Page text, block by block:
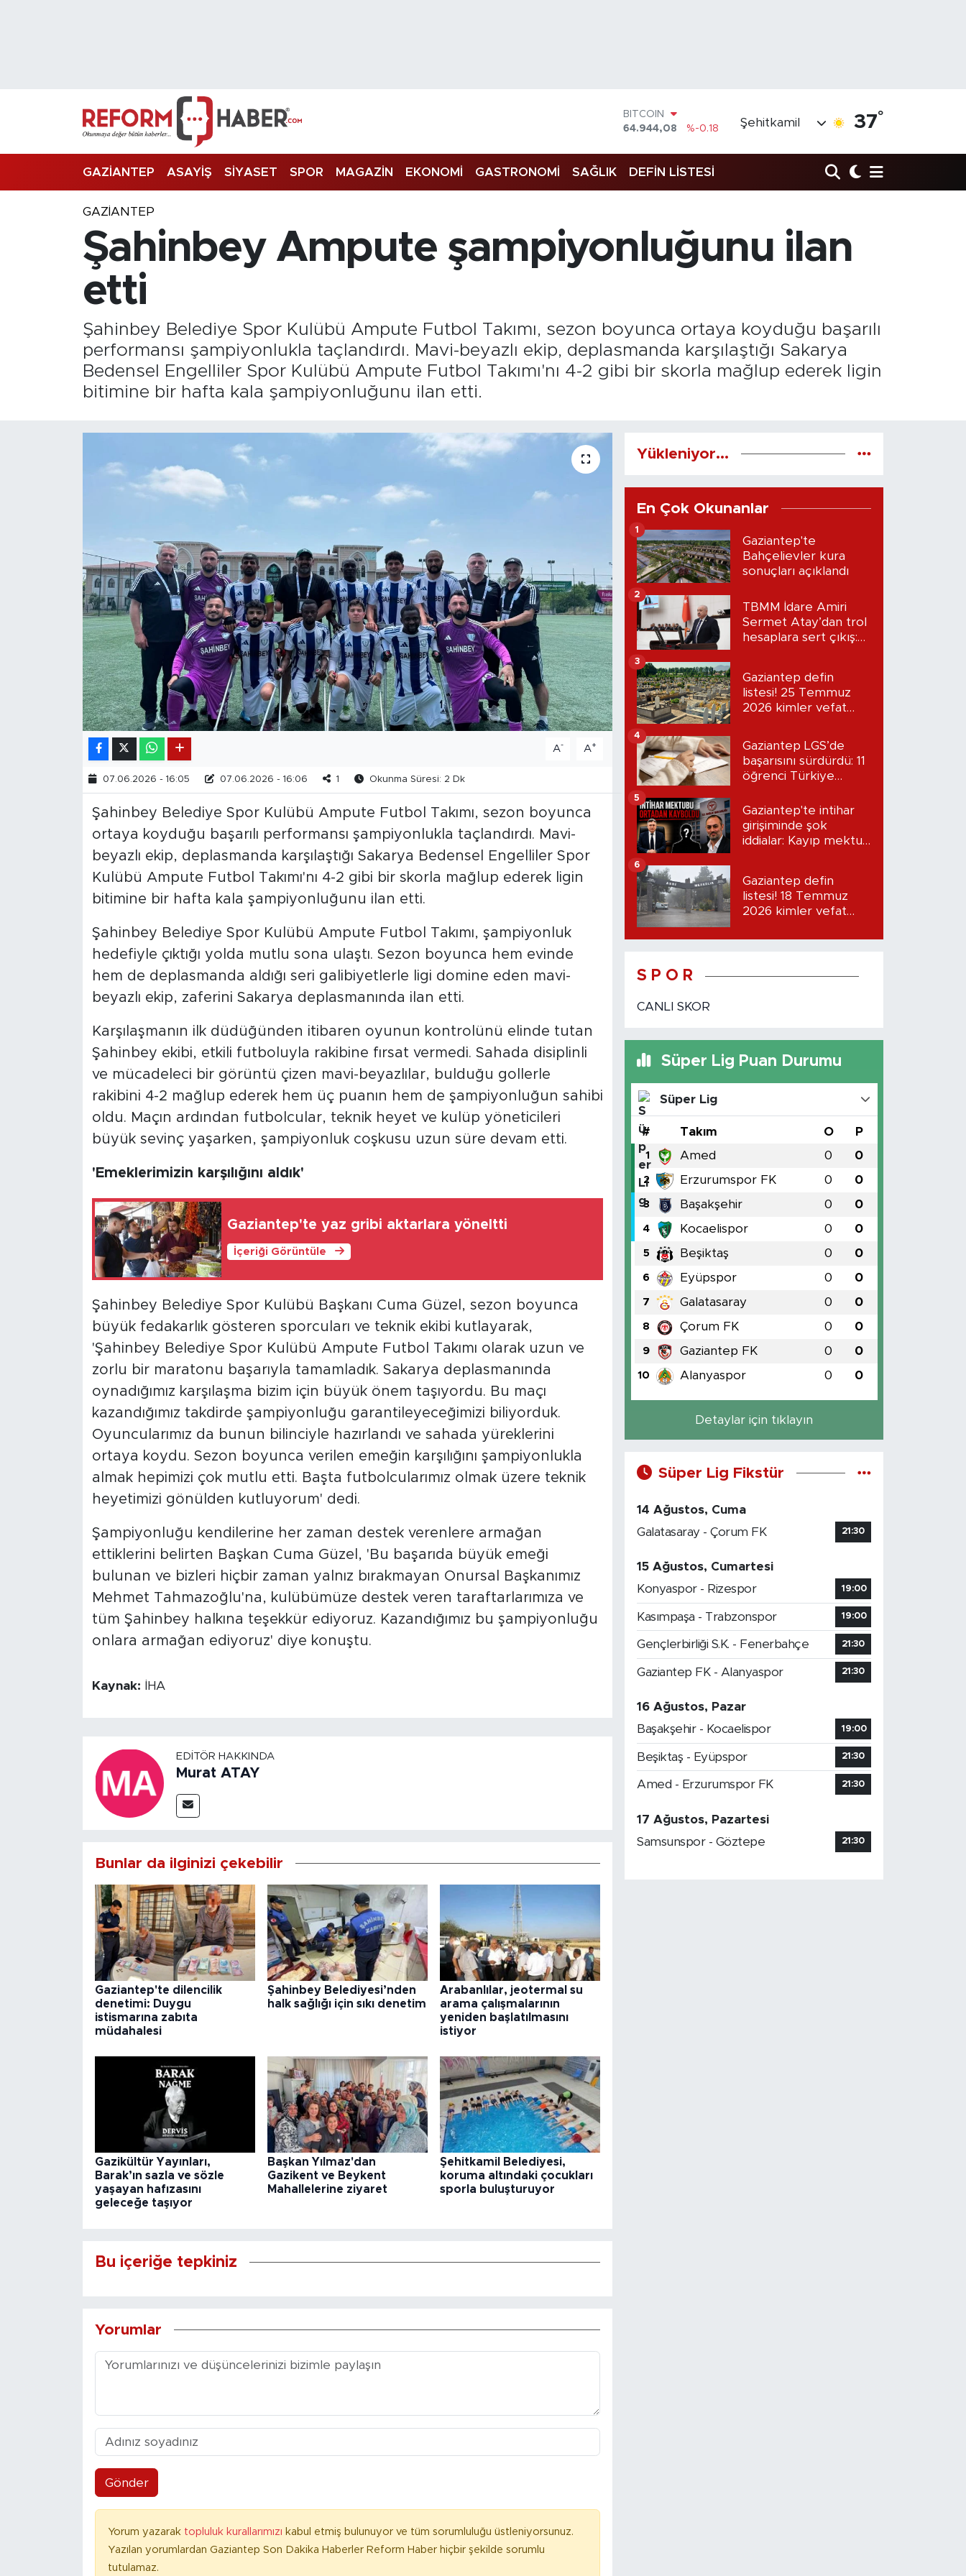
64.944,08
DOLAR
55,2510
%0.32
BİST100
13.779
%-14
Şehitkamil 37°
GAZİANTEP ASAYİŞ SİYASET SPOR MAGAZİN EKONOMİ GASTRONOMİ SAĞLIK DEFİN LİSTESİ
GAZIANTEP
Şahinbey Ampute şampiyonluğunu ilan
etti
Şahinbey Belediye Spor Kulübü Ampute Futbol Takımı, sezon boyunca ortaya koyduğu başarılı
performansı şampiyonlukla taçlandırdı. Mavi-beyazlı ekip, deplasmanda karşılaştığı Sakarya
Bedensel Engelliler Spor Kulübü Ampute Futbol Takımı'nı 4-2 gibi bir skorla mağlup ederek ligin
bitimine bir hafta kala şampiyonluğunu ilan etti.
A- A+
07.06.2026 - 16:05 07.06.2026 - 16:06 1 Okunma Süresi: 2 Dk
Şahinbey Belediye Spor Kulübü Ampute Futbol Takımı, sezon boyunca
ortaya koyduğu başarılı performansı şampiyonlukla taçlandırdı. Mavi-
beyazlı ekip, deplasmanda karşılaştığı Sakarya Bedensel Engelliler Spor
Kulübü Ampute Futbol Takımı'nı 4-2 gibi bir skorla mağlup ederek ligin
bitimine bir hafta kala şampiyonluğunu ilan etti.
Şahinbey Belediye Spor Kulübü Ampute Futbol Takımı, şampiyonluk
hedefiyle çıktığı yolda mutlu sona ulaştı. Sezon boyunca hem evinde
hem de deplasmanda aldığı seri galibiyetlerle ligi domine eden mavi-
beyazlı ekip, zaferini Sakarya deplasmanında ilan etti.
Karşılaşmanın ilk düdüğünden itibaren oyunun kontrolünü elinde tutan
Şahinbey ekibi, etkili futboluyla rakibine fırsat vermedi. Sahada disiplinli
ve mücadeleci bir görüntü çizen mavi-beyazlılar, bulduğu gollerle
rakibini 4-2 mağlup ederek hem üç puanın hem de şampiyonluğun sahibi
oldu. Maçın ardından futbolcular, teknik heyet ve kulüp yöneticileri
büyük sevinç yaşarken, şampiyonluk coşkusu uzun süre devam etti.
'Emeklerimizin karşılığını aldık'
Gaziantep'te yaz gribi aktarlara yöneltti
İçeriği Görüntüle
Şahinbey Belediye Spor Kulübü Başkanı Cuma Güzel, sezon boyunca
büyük fedakarlık gösteren sporcuları ve teknik ekibi kutlayarak,
'Şahinbey Belediye Spor Kulübü Ampute Futbol Takımı olarak uzun ve
zorlu bir maratonu başarıyla tamamladık. Sakarya deplasmanında
oynadığımız karşılaşma bizim için büyük önem taşıyordu. Bu maçı
kazandığımız takdirde şampiyonluğu garantileyeceğimizi biliyorduk.
Oyuncularımız da bunun bilinciyle hazırlandı ve sahada yüreklerini
ortaya koydu. Sezon boyunca verilen emeğin karşılığını şampiyonlukla
almak hepimizi çok mutlu etti. Başta futbolcularımız olmak üzere teknik
heyetimizi gönülden kutluyorum' dedi.
Şampiyonluğu kendilerine her zaman destek verenlere armağan
ettiklerini belirten Başkan Cuma Güzel, 'Bu başarıda büyük emeği
bulunan ve bizleri hiçbir zaman yalnız bırakmayan Onursal Başkanımız
Mehmet Tahmazoğlu'na, kulübümüze destek veren taraftarlarımıza ve
tüm Şahinbey halkına teşekkür ediyoruz. Kazandığımız bu şampiyonluğu
onlara armağan ediyoruz' diye konuştu.
Kaynak: İHA
EDITÖR HAKKINDA
Murat ATAY
Bunlar da ilginizi çekebilir
Gaziantep'te dilencilik
denetimi: Duygu
istismarına zabıta
müdahalesi
Şahinbey Belediyesi’nden
halk sağlığı için sıkı denetim
Arabanlılar, jeotermal su
arama çalışmalarının
yeniden başlatılmasını
istiyor
Gazikültür Yayınları,
Barak’ın sazla ve sözle
yaşayan hafızasını
geleceğe taşıyor
Başkan Yılmaz'dan
Gazikent ve Beykent
Mahallelerine ziyaret
Şehitkamil Belediyesi,
koruma altındaki çocukları
sporla buluşturuyor
Bu içeriğe tepkiniz
Yorumlar
Gönder
Yorum yazarak topluluk kurallarımızı kabul etmiş bulunuyor ve tüm sorumluluğu üstleniyorsunuz.
Yazılan yorumlardan Gaziantep Son Dakika Haberler Reform Haber hiçbir şekilde sorumlu
tutulamaz.
Yükleniyor...
En Çok Okunanlar
Gaziantep'te
Bahçelievler kura
sonuçları açıklandı
1
TBMM İdare Amiri
Sermet Atay’dan trol
hesaplara sert çıkış:
2
Gaziantep defin
listesi! 25 Temmuz
2026 kimler vefat
3
Gaziantep LGS’de
başarısını sürdürdü: 11
öğrenci Türkiye
4
Gaziantep'te intihar
girişiminde şok
iddialar: Kayıp mektup
5
Gaziantep defin
listesi! 18 Temmuz
2026 kimler vefat
6
S P O R
CANLI SKOR
Süper Lig Puan Durumu
Süper Lig
# Takım O P
1 Amed 0 0
2 Erzurumspor FK 0 0
3 Başakşehir 0 0
4 Kocaelispor 0 0
5 Beşiktaş 0 0
6 Eyüpspor 0 0
7 Galatasaray 0 0
8 Çorum FK 0 0
9 Gaziantep FK 0 0
10 Alanyaspor 0 0
Detaylar için tıklayın
Süper Lig Fikstür
14 Ağustos, Cuma
Galatasaray - Çorum FK
21:30
15 Ağustos, Cumartesi
Konyaspor - Rizespor
19:00
Kasımpaşa - Trabzonspor 19:00
Gençlerbirliği S.K. - Fenerbahçe 21:30
Gaziantep FK - Alanyaspor 21:30
16 Ağustos, Pazar
Başakşehir - Kocaelispor
19:00
Beşiktaş - Eyüpspor 21:30
Amed - Erzurumspor FK 21:30
17 Ağustos, Pazartesi
Samsunspor - Göztepe
21:30
Trafik Durumu
Süper Lig Puan Durumu ve Fikstür
Son Dakika Haberleri
Haber Arşivi